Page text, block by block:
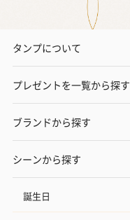
タンプについて
プレゼントを一覧から探す
ブランドから探す
シーンから探す
誕生日